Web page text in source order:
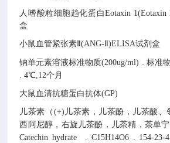
人嗜酸粒细胞趋化蛋白Eotaxin 1(Eotaxin
盒
小鼠血管紧张素Ⅱ(ANG-Ⅱ)ELISA试剂盒
钠单元素溶液标准物质(200ug/ml) . 标准
. 4℃,12个月
大鼠血清抗糖蛋白抗体(GP)
儿茶素（(+)儿茶素，儿茶酚，儿茶酸、
西阿尼醇，右旋儿茶酚，儿茶精，茶单宁
Catechin hydrate
. C15H14O6 . 154-23-4